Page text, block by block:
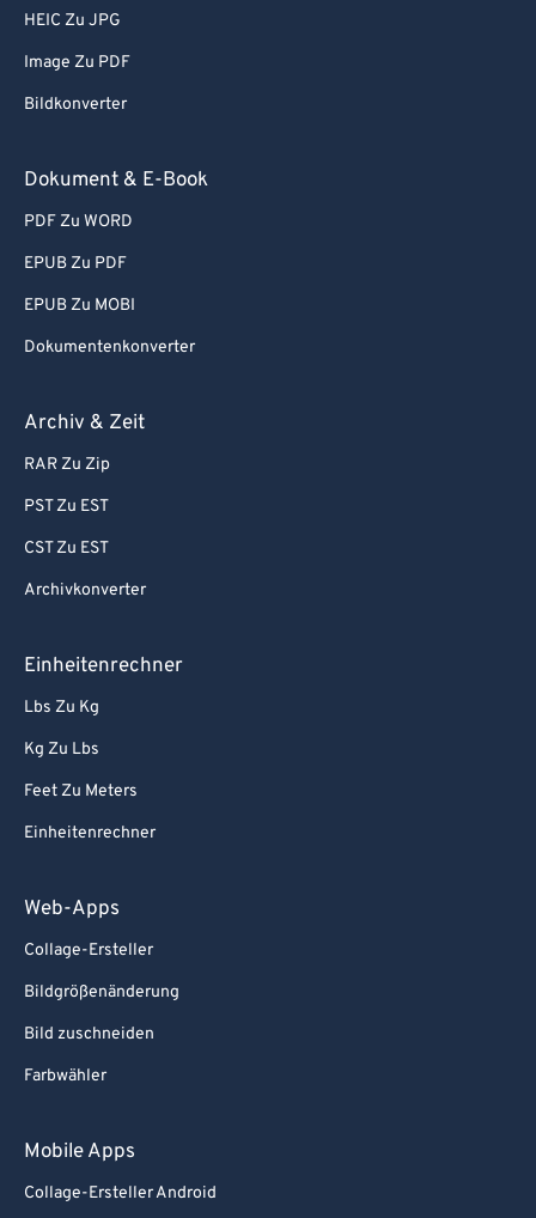
HEIC Zu JPG
Image Zu PDF
Bildkonverter
Dokument & E-Book
PDF Zu WORD
EPUB Zu PDF
EPUB Zu MOBI
Dokumentenkonverter
Archiv & Zeit
RAR Zu Zip
PST Zu EST
CST Zu EST
Archivkonverter
Einheitenrechner
Lbs Zu Kg
Kg Zu Lbs
Feet Zu Meters
Einheitenrechner
Web-Apps
Collage-Ersteller
Bildgrößenänderung
Bild zuschneiden
Farbwähler
Mobile Apps
Collage-Ersteller Android